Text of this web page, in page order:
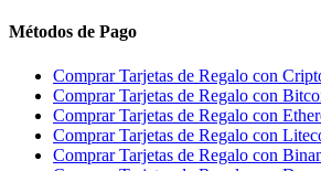
Métodos de Pago
Comprar Tarjetas de Regalo con
Comprar Tarjetas de Regalo con
Comprar Tarjetas de Regalo con
Comprar Tarjetas de Regalo con
Comprar Tarjetas de Regalo con